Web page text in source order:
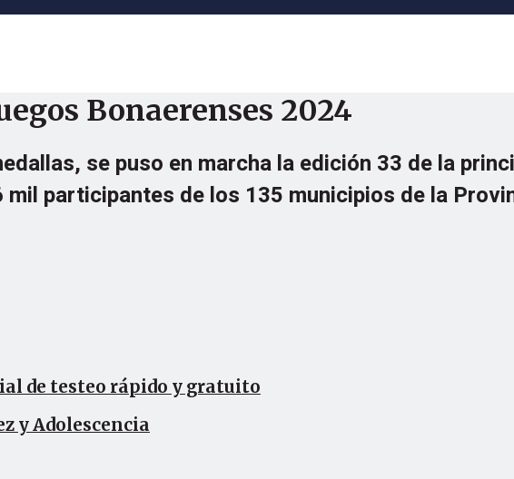
Bonaerenses 2024
se puso en marcha la edición 33 de la
participantes de los 135 municipios de la
de testeo rápido y gratuito
y Adolescencia